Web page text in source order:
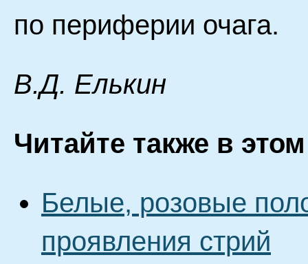
по периферии очага.
B.Д. Eлькин
Читайте также в
Белые, розовые
проявления стрий